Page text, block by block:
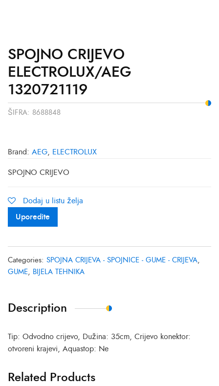
SPOJNO CRIJEVO
ELECTROLUX/AEG
1320721119
ŠIFRA: 8688848
Brand: AEG ELECTROLUX
SPOJNO CRIJEVO
Dodaj u listu želja
Uporedite
Categories: SPOJNA CRIJEVA - SPOJNICE - GUME - CRIJEVA,
GUME, BIJELA TEHNIKA
Description
Tip: Odvodno crijevo, Dužina: 35cm, Crijevo konektor:
otvoreni krajevi, Aquastop: Ne
Related Products